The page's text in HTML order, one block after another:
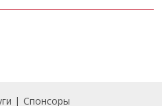
Спонсоры